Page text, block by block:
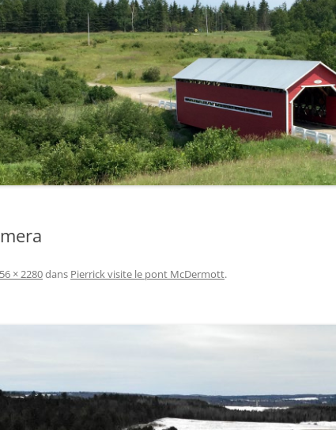
× 2280dans Pierrick visite le pont McDermott.